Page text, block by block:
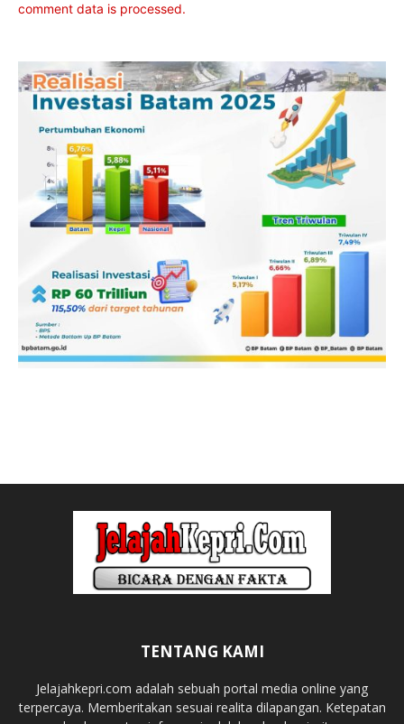
comment data is processed.
TENTANG KAMI
Jelajahkepri.com adalah sebuah portal media online yang
terpercaya. Memberitakan sesuai realita dilapangan. Ketepatan